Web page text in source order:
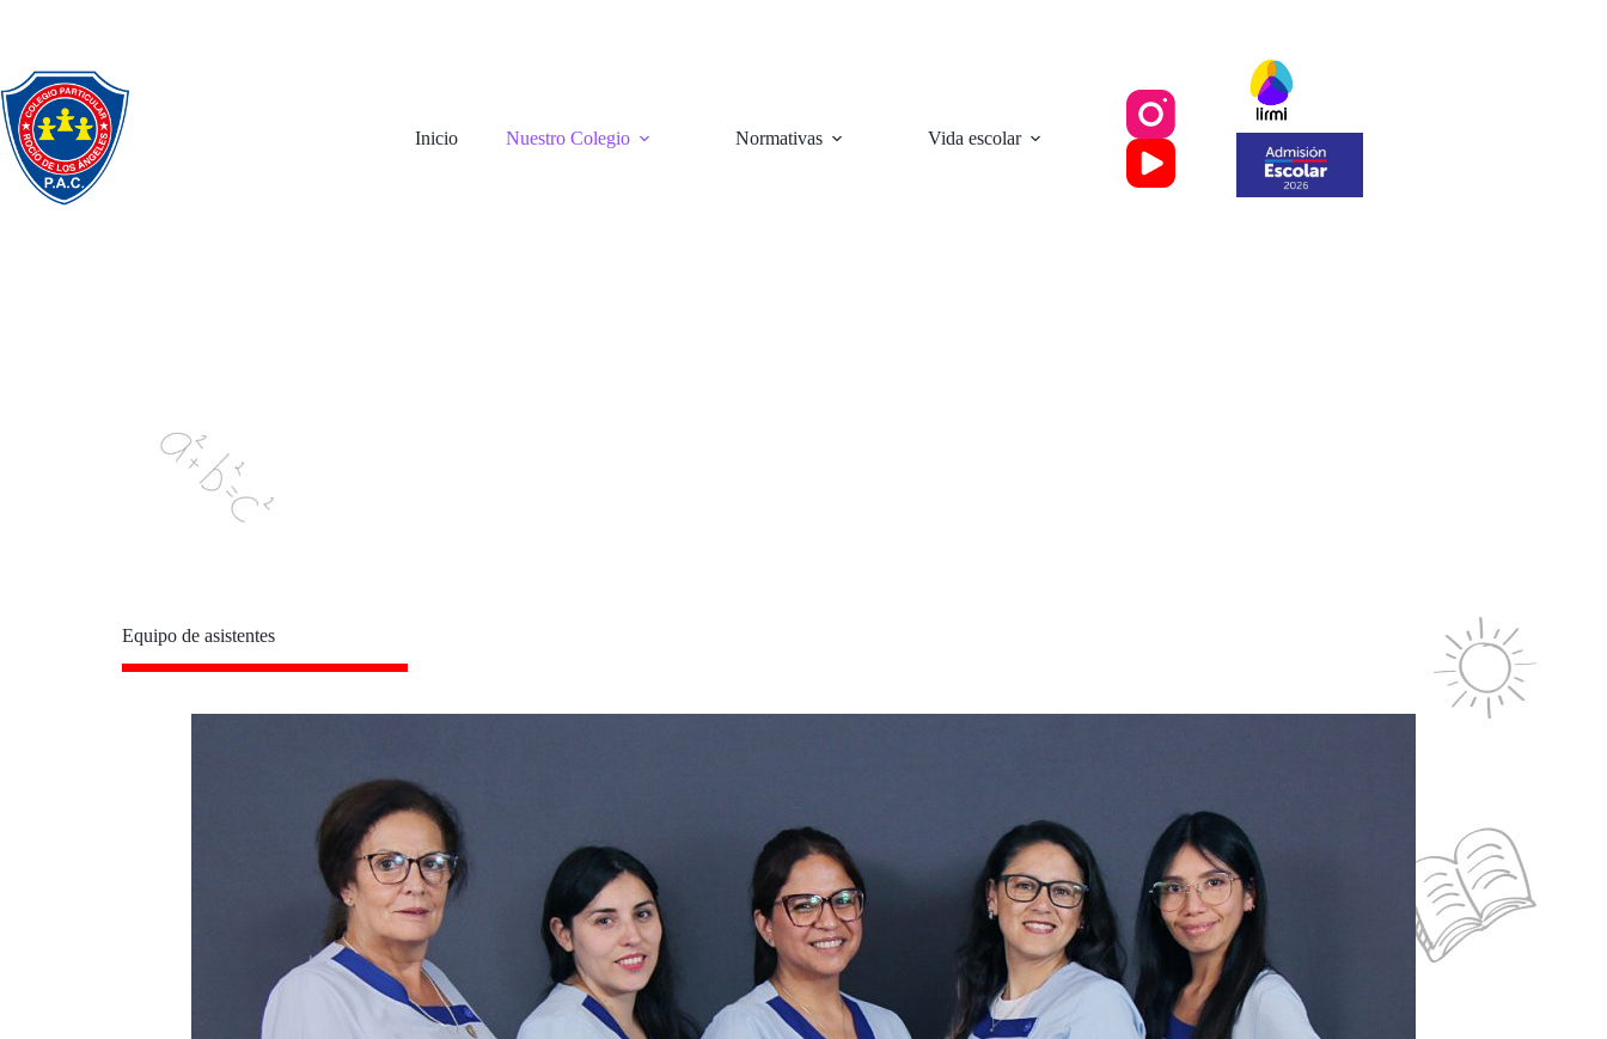
Inicio Nuestro Colegio Normativas Vida escolar
Equipo de asistentes